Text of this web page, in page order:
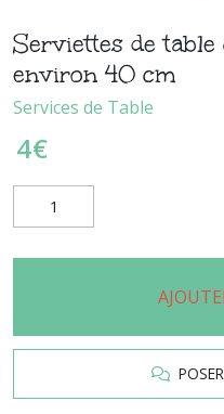
Serviettes de
environ 40 cm
Services de Table
4€